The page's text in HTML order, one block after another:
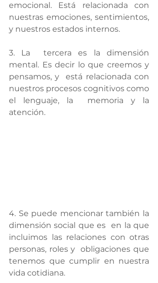
emocional. Está relacionada con
nuestras emociones, sentimientos,
y nuestros estados internos.
3. La  tercera es la dimensión
mental. Es decir lo que creemos y
pensamos, y  está relacionada con
nuestros procesos cognitivos como
el lenguaje, la  memoria y la
atención.
4. Se puede mencionar también la
dimensión social que es  en la que
incluimos las relaciones con otras
personas, roles y  obligaciones que
tenemos que cumplir en nuestra
vida cotidiana.